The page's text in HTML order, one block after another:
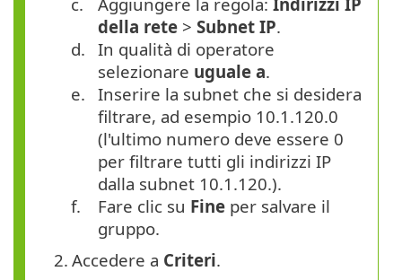
della rete > Subnet IP.
d. In qualità di operatore
selezionare uguale a.
e. Inserire la subnet che si desidera
filtrare, ad esempio 10.1.120.0
(l'ultimo numero deve essere 0
per filtrare tutti gli indirizzi IP
dalla subnet 10.1.120.).
f.
Fare clic su Fine per salvare il
gruppo.
2. Accedere a Criteri.